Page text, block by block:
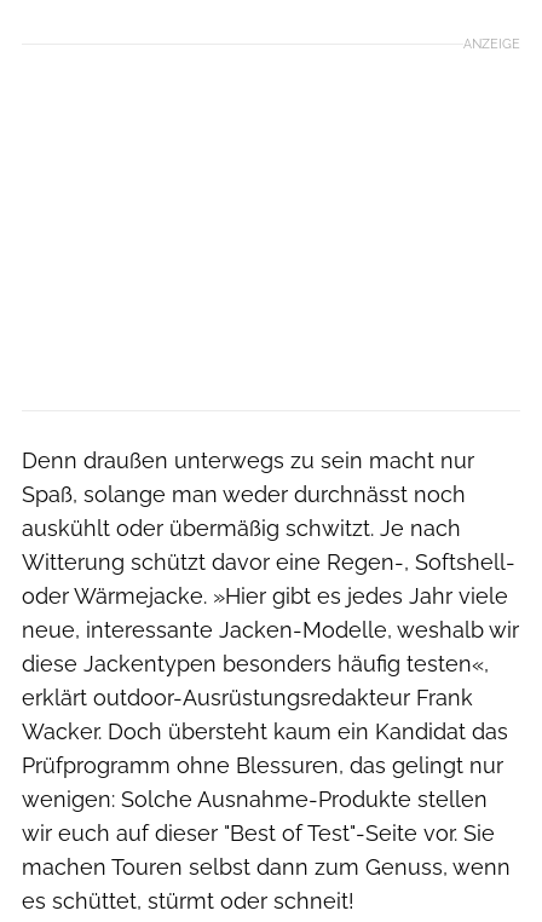
ANZEIGE
Denn draußen unterwegs zu sein macht nur
Spaß, solange man weder durchnässt noch
auskühlt oder übermäßig schwitzt. Je nach
Witterung schützt davor eine Regen-, Softshell-
oder Wärmejacke. »Hier gibt es jedes Jahr viele
neue, interessante Jacken-Modelle, weshalb wir
diese Jackentypen besonders häufig testen«,
erklärt outdoor-Ausrüstungsredakteur Frank
Wacker. Doch übersteht kaum ein Kandidat das
Prüfprogramm ohne Blessuren, das gelingt nur
wenigen: Solche Ausnahme-Produkte stellen
wir euch auf dieser "Best of Test"-Seite vor. Sie
machen Touren selbst dann zum Genuss, wenn
es schüttet, stürmt oder schneit!